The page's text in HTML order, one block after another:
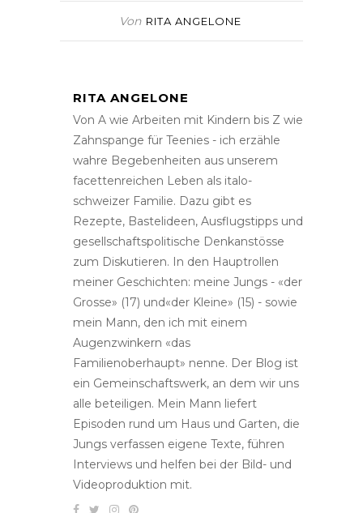
Von RITA ANGELONE
RITA ANGELONE
Von A wie Arbeiten mit Kindern bis Z wie
Zahnspange für Teenies - ich erzähle
wahre Begebenheiten aus unserem
facettenreichen Leben als italo-
schweizer Familie. Dazu gibt es
Rezepte, Bastelideen, Ausflugstipps und
gesellschaftspolitische Denkanstösse
zum Diskutieren. In den Hauptrollen
meiner Geschichten: meine Jungs - «der
Grosse» (17) und«der Kleine» (15) - sowie
mein Mann, den ich mit einem
Augenzwinkern «das
Familienoberhaupt» nenne. Der Blog ist
ein Gemeinschaftswerk, an dem wir uns
alle beteiligen. Mein Mann liefert
Episoden rund um Haus und Garten, die
Jungs verfassen eigene Texte, führen
Interviews und helfen bei der Bild- und
Videoproduktion mit.